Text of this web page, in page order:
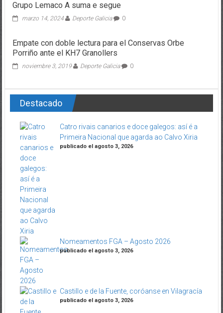
Grupo Lemaco A suma e segue
marzo 14, 2024 Deporte Galicia 0
Empate con doble lectura para el Conservas Orbe
Porriño ante el KH7 Granollers
noviembre 3, 2019 Deporte Galicia 0
Destacado
Catro rivais canarios e doce galegos: así é a
Primeira Nacional que agarda ao Calvo Xiria
publicado el agosto 3, 2026
Nomeamentos FGA – Agosto 2026
publicado el agosto 3, 2026
Castillo e de la Fuente, coróanse en Vilagracía
publicado el agosto 3, 2026